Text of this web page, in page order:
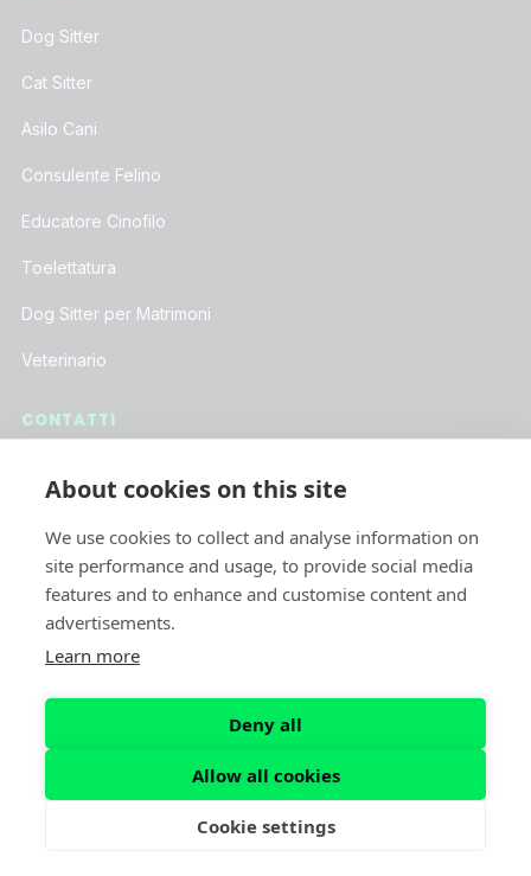
Dog Sitter
Cat Sitter
Asilo Cani
Consulente Felino
Educatore Cinofilo
Toelettatura
Dog Sitter per Matrimoni
Veterinario
CONTATTI
Iscriviti alla Newsletter
SOCIAL
© 2026 dog-sitter-italia.it. Tutti i diritti riservati.
Privacy PolicyCookie PolicyTermini e Condizioni
About cookies on this site
We use cookies to collect and analyse information on
site performance and usage, to provide social media
features and to enhance and customise content and
advertisements.
Learn more
Deny all
Allow all cookies
Cookie settings